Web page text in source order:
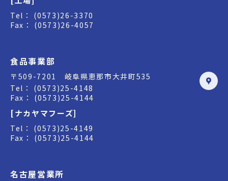
Tel： (0573)26-3370
Fax： (0573)26-4057
食品事業部
〒509-7201 岐阜県恵那市大井町535
Tel： (0573)25-4148
Fax： (0573)25-4144
[ナカヤマフーズ]
Tel： (0573)25-4149
Fax： (0573)25-4144
名古屋営業所